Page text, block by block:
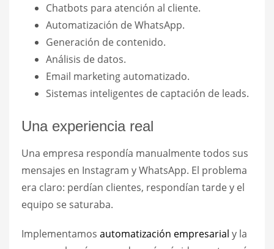
Chatbots para atención al cliente.
Automatización de WhatsApp.
Generación de contenido.
Análisis de datos.
Email marketing automatizado.
Sistemas inteligentes de captación de leads.
Una experiencia real
Una empresa respondía manualmente todos sus
mensajes en Instagram y WhatsApp. El problema
era claro: perdían clientes, respondían tarde y el
equipo se saturaba.
Implementamos automatización empresarial y la